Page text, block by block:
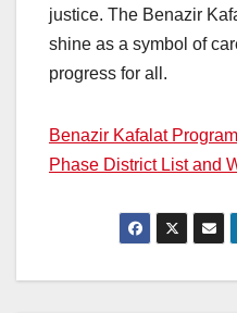
justice. The Benazir
shine as a symbol of
progress for all.
Benazir Kafalat
Phase District List and